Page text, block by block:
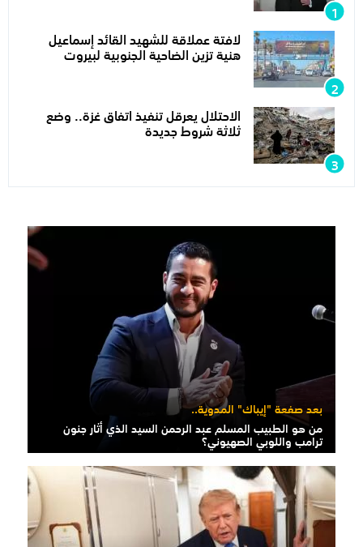
لافتة عملاقة للشهيد القائد إسماعيل
هنية تزين الضاحية الجنوبية لبيروت
الاحتلال يعرقل تنفيذ اتفاق غزة.. وضع
ثلاثة شروط جديدة
بعد صفعة "إيباك" المدوية..
من هو الطبيب المسلم عبد الرحمن السيد الذي أثار جنون
ترامب واللوبي الصهيوني؟